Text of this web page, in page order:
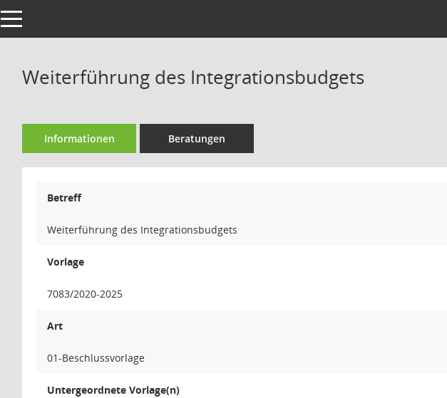
Toggle navigation
Weiterführung des Integrationsbudgets
Informationen Beratungen
Betreff
Weiterführung des Integrationsbudgets
Vorlage
7083/2020-2025
Art
01-Beschlussvorlage
Untergeordnete Vorlage(n)